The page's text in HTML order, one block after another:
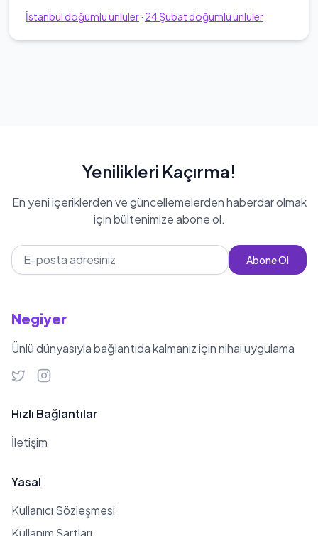
İstanbul doğumlu ünlüler· 24Şubat doğumlu ünlüler
Yenilikleri Kaçırma!
En yeni içeriklerden ve güncellemelerden haberdar olmak
için bültenimize abone ol.
Abone Ol
Negiyer
Ünlü dünyasıyla bağlantıda kalmanız için nihai uygulama
Hızlı Bağlantılar
İletişim
Yasal
Kullanıcı Sözleşmesi
Kullanım Şartları